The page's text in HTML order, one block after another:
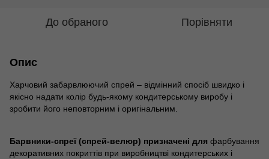
До обраного Порівняти
Опис
Харчовий забарвлюючий спрей – відмінний спосіб швидко і
якісно надати колір будь-якому кондитерському виробу і
зробити його неповторним і оригінальним.
Барвники-спреї (спрей-велюр) призначені для фарбування
декоративних покриттів при виробництві кондитерських і